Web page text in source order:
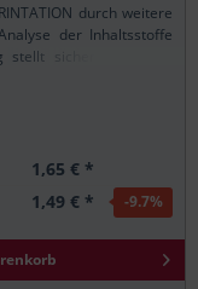
durch weitere
der Inhaltsstoffe
stellt sicher, dass alle
1,65 € *
1,49 € * -9.7%